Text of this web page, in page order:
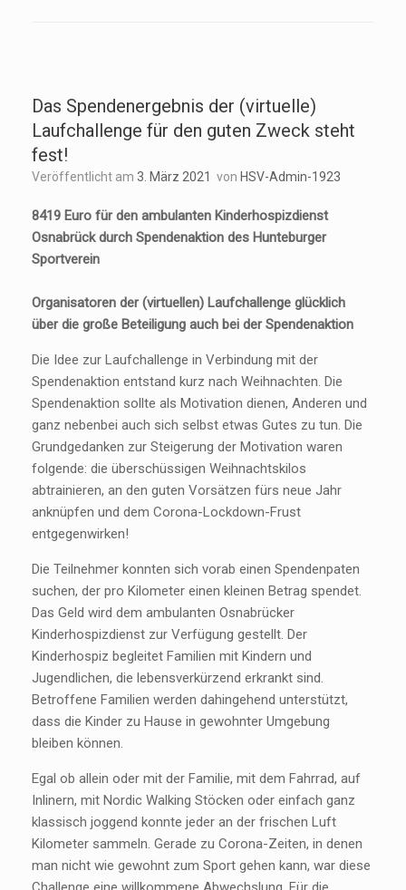
Das Spendenergebnis der (virtuelle)
Laufchallenge für den guten Zweck steht
fest!
Veröffentlicht am 3. März 2021 von HSV-Admin-1923
8419 Euro für den ambulanten Kinderhospizdienst
Osnabrück durch Spendenaktion des Hunteburger
Sportverein
Organisatoren der (virtuellen) Laufchallenge glücklich
über die große Beteiligung auch bei der Spendenaktion
Die Idee zur Laufchallenge in Verbindung mit der
Spendenaktion entstand kurz nach Weihnachten. Die
Spendenaktion sollte als Motivation dienen, Anderen und
ganz nebenbei auch sich selbst etwas Gutes zu tun. Die
Grundgedanken zur Steigerung der Motivation waren
folgende: die überschüssigen Weihnachtskilos
abtrainieren, an den guten Vorsätzen fürs neue Jahr
anknüpfen und dem Corona-Lockdown-Frust
entgegenwirken!
Die Teilnehmer konnten sich vorab einen Spendenpaten
suchen, der pro Kilometer einen kleinen Betrag spendet.
Das Geld wird dem ambulanten Osnabrücker
Kinderhospizdienst zur Verfügung gestellt. Der
Kinderhospiz begleitet Familien mit Kindern und
Jugendlichen, die lebensverkürzend erkrankt sind.
Betroffene Familien werden dahingehend unterstützt,
dass die Kinder zu Hause in gewohnter Umgebung
bleiben können.
Egal ob allein oder mit der Familie, mit dem Fahrrad, auf
Inlinern, mit Nordic Walking Stöcken oder einfach ganz
klassisch joggend konnte jeder an der frischen Luft
Kilometer sammeln. Gerade zu Corona-Zeiten, in denen
man nicht wie gewohnt zum Sport gehen kann, war diese